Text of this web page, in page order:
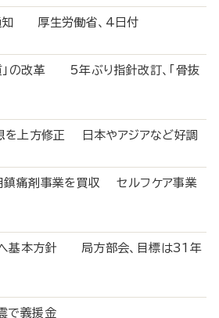
知 厚生労働省、4日付
」の改革 5年ぶり指針改訂、「骨抜
想を上方修正 日本やアジアなど好調
鎮痛剤事業を買収 セルフケア事業
へ基本方針 局方部会、目標は31年
震で義援金